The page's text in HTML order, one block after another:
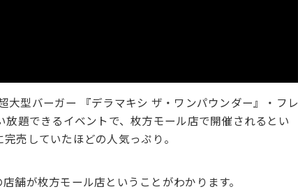
大型バーガー 『デラマキシ ザ・ワンパウンダー』・フレ
題できるイベントで、枚方モール店で開催されるとい
売していたほどの人気っぷり。
舗が枚方モール店ということがわかります。